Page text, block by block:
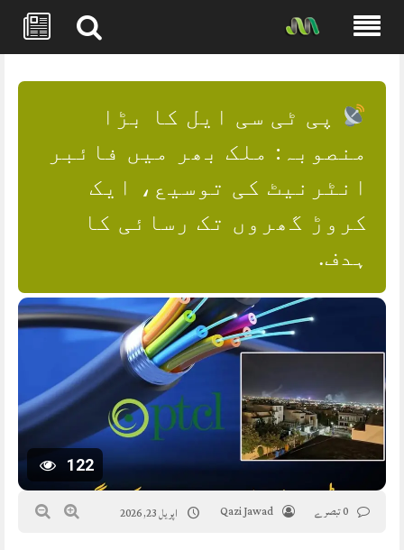
content
پی ٹی سی ایل کا بڑا
منصوبہ: ملک بھر میں فائبر
انٹرنیٹ کی توسیع، ایک
کروڑ گھروں تک رسائی کا
ہدف.
122
Qazi Jawad اپریل 23, 2026